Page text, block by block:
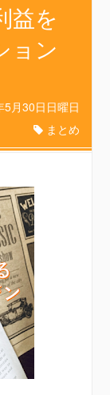
益を
ョン
5月30日日曜日
まとめ